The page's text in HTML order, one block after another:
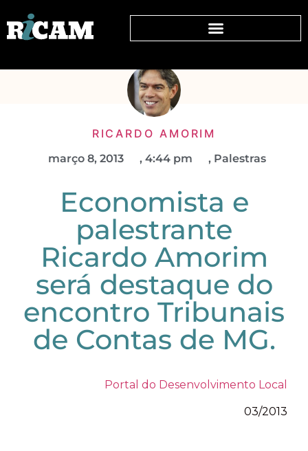
RICARDO AMORIM
março 8, 2013 , 4:44 pm , Palestras
Economista e
palestrante
Ricardo Amorim
será destaque do
encontro Tribunais
de Contas de MG.
Portal do Desenvolvimento Local
03/2013